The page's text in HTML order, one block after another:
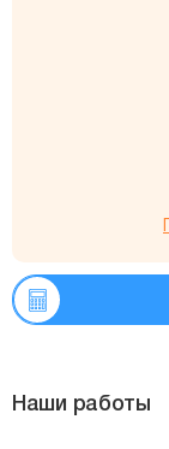
Наши работы